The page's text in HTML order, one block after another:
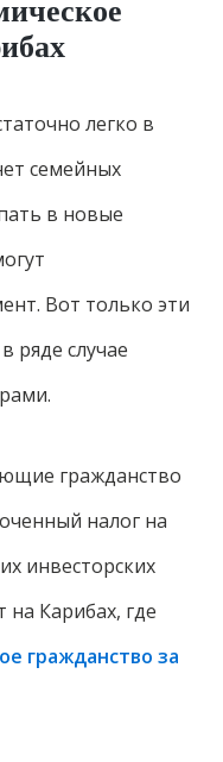
легко в
семейных
в новые
Вот только эти
ряде случае
гражданство
налог на
инвесторских
на Карибах, где
гражданство за